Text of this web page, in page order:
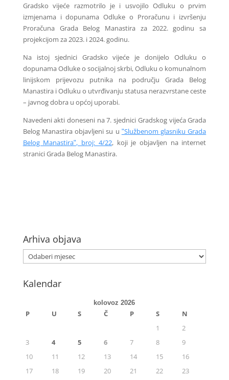
Gradsko vijeće razmotrilo je i usvojilo Odluku o prvim
izmjenama i dopunama Odluke o Proračunu i izvršenju
Proračuna Grada Belog Manastira za 2022. godinu sa
projekcijom za 2023. i 2024. godinu.
Na istoj sjednici Gradsko vijeće je donijelo Odluku o
dopunama Odluke o socijalnoj skrbi, Odluku o komunalnom
linijskom prijevozu putnika na području Grada Belog
Manastira i Odluku o utvrđivanju statusa nerazvrstane ceste
– javnog dobra u općoj uporabi.
Navedeni akti doneseni na 7. sjednici Gradskog vijeća Grada
Belog Manastira objavljeni su u ʺSlužbenom glasniku Grada
Belog Manastiraʺ, broj: 4/22, koji je objavljen na internet
stranici Grada Belog Manastira.
Arhiva objava
Kalendar
kolovoz 2026
P U S Č P S
N
1
2
3
4 5 6 7 8
9
10
11 12 13 14 15
16
17
18 19 20 21 22
23